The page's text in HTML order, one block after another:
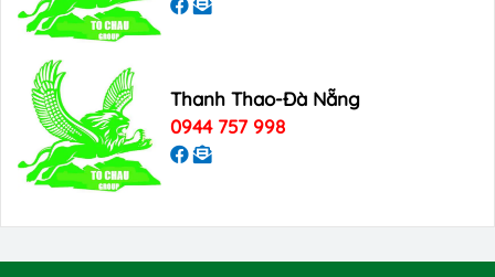
Thanh Thao-Đà Nẵng
0944 757 998